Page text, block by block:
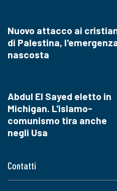
Contatti
Nuovo attacco ai
di Palestina,
nascosta
Abdul El Sayed eletto in
Michigan. L'islamo-
comunismo tira anche
negli Usa